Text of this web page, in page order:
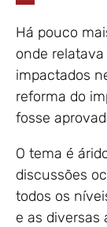
Há pouco
onde
impactados
reforma do
fosse
O tema é
discussões
todos os
e as diversas